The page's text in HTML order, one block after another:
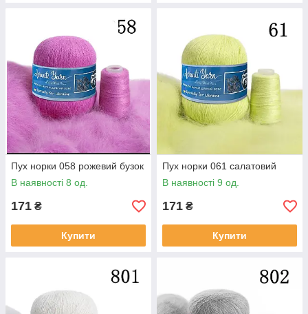
Пух норки 058 рожевий бузок
В наявності 8 од.
171 ₴
Купити
Пух норки 061 салатовий
В наявності 9 од.
171 ₴
Купити